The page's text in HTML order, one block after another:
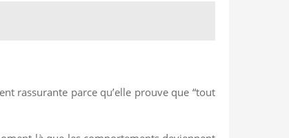
rassurante parce qu’elle prouve que “tout